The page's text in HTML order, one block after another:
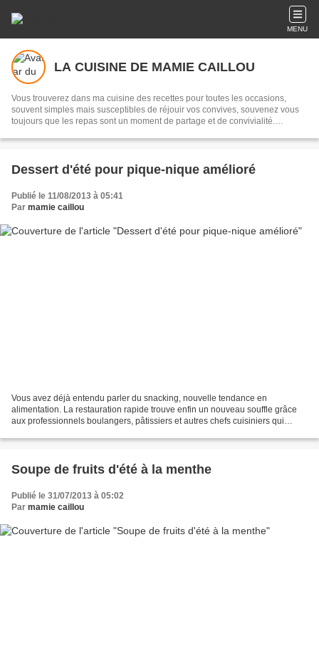
MENU
LA CUISINE DE MAMIE CAILLOU
Vous trouverez dans ma cuisine des recettes pour toutes les occasions,
souvent simples mais susceptibles de réjouir vos convives, souvenez vous
toujours que les repas sont un moment de partage et de convivialité.
Dessert d'été pour pique-nique amélioré
Publié le 11/08/2013 à 05:41
Par mamie caillou
Vous avez déjà entendu parler du snacking, nouvelle tendance en
alimentation. La restauration rapide trouve enfin un nouveau souffle grâce
aux professionnels boulangers, pâtissiers et autres chefs cuisiniers qui
Soupe de fruits d'été à la menthe
Publié le 31/07/2013 à 05:02
Par mamie caillou